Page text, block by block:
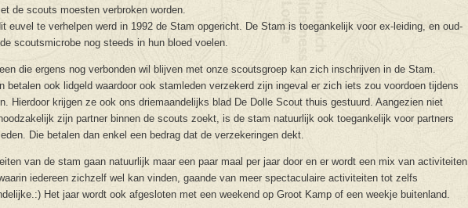
de scouts moesten verbroken worden.
euvel te verhelpen werd in 1992 de Stam opgericht. De Stam is toegankelijk voor ex-leiding, en oud-
scoutsmicrobe nog steeds in hun bloed voelen.
die ergens nog verbonden wil blijven met onze scoutsgroep kan zich inschrijven in de Stam.
betalen ook lidgeld waardoor ook stamleden verzekerd zijn ingeval er zich iets zou voordoen tijdens
Hierdoor krijgen ze ook ons driemaandelijks blad De Dolle Scout thuis gestuurd. Aangezien niet
zijn partner binnen de scouts zoekt, is de stam natuurlijk ook toegankelijk voor partners
Die betalen dan enkel een bedrag dat de verzekeringen dekt.
van de stam gaan natuurlijk maar een paar maal per jaar door en er wordt een mix van activiteiten
iedereen zichzelf wel kan vinden, gaande van meer spectaculaire activiteiten tot zelfs
Het jaar wordt ook afgesloten met een weekend op Groot Kamp of een weekje buitenland.